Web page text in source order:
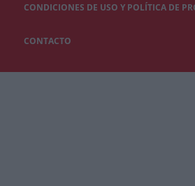
CONDICIONES DE USO Y POLÍTICA DE
CONTACTO